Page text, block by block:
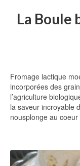
La Boule
Fromage lactique
incorporées des
l’agriculture
la saveur incroyable
nousplonge au